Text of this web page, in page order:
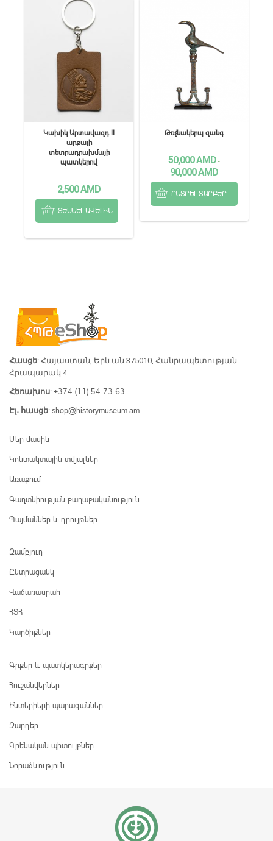
Կախիկ Արտավազդ II
արքայի
տետրադրախմայի
պատկերով
2,500AMD
ՏԵՍՆԵԼ ԱՎԵԼԻՆ
Թռչնակերպ զանգ
50,000AMD -
90,000AMD
ԸՆՏՐԵԼ ՏԱՐԲԵՐԱԿՆԵՐԻՑ
Հասցե: Հայաստան, Երևան 375010, Հանրապետության
Հրապարակ 4
Հեռախոս: +374 (11) 54 73 63
Էլ․ հասցե: shop@historymuseum.am
Մեր մասին
Կոնտակտային տվյալներ
Առաքում
Գաղտնիության քաղաքականություն
Պայմաններ և դրույթներ
Զամբյուղ
Ընտրացանկ
Վաճառասրահ
ՀՏՀ
Կարծիքներ
Գրքեր և պատկերագրքեր
Հուշանվերներ
Ինտերիերի պարագաններ
Զարդեր
Գրենական պիտույքներ
Նորաձևություն